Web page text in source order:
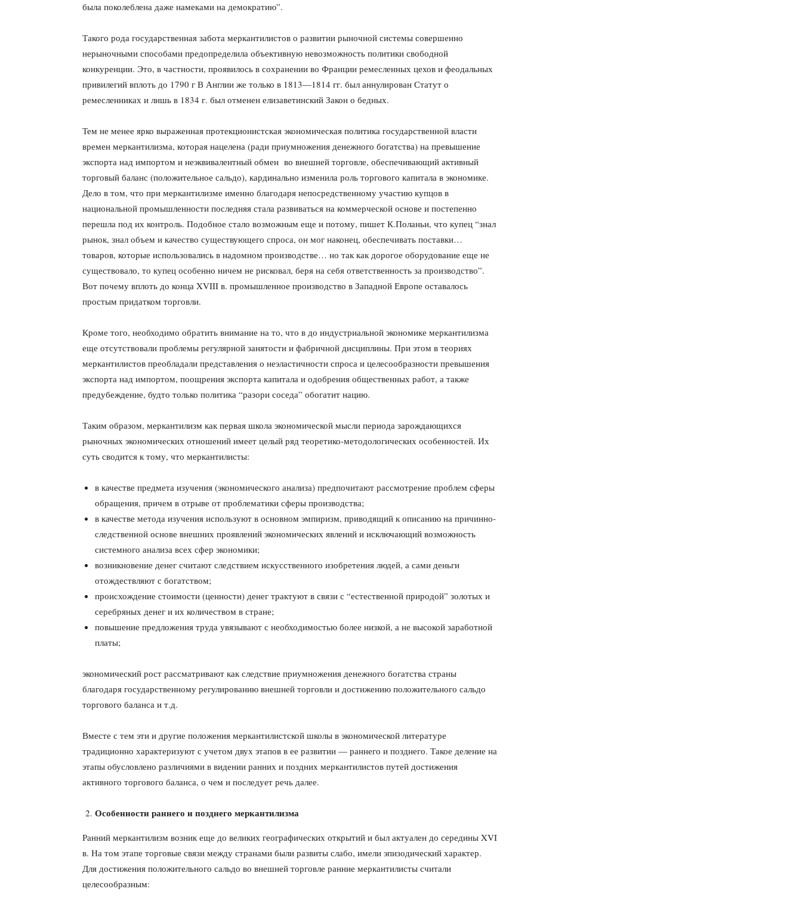
была поколеблена даже намеками на демократию”.
Такого рода государственная забота меркантилистов о развитии рыночной системы совершенно
нерыночными способами предопределила объективную невозможность политики свободной
конкуренции. Это, в частности, проявилось в сохранении во Франции ремесленных цехов и феодальных
привилегий вплоть до 1790 г В Англии же только в 1813—1814 гг. был аннулирован Статут о
ремесленниках и лишь в 1834 г. был отменен елизаветинский Закон о бедных.
Тем не менее ярко выраженная протекционистская экономическая политика государственной власти
времен меркантилизма, которая нацелена (ради приумножения денежного богатства) на превышение
экспорта над импортом и неэквивалентный обмен во внешней торговле, обеспечивающий активный
торговый баланс (положительное сальдо), кардинально изменила роль торгового капитала в экономике.
Дело в том, что при меркантилизме именно благодаря непосредственному участию купцов в
национальной промышленности последняя стала развиваться на коммерческой основе и постепенно
перешла под их контроль. Подобное стало возможным еще и потому, пишет К.Поланьи, что купец “знал
рынок, знал объем и качество существующего спроса, он мог наконец, обеспечивать поставки…
товаров, которые использовались в надомном производстве… но так как дорогое оборудование еще не
существовало, то купец особенно ничем не рисковал, беря на себя ответственность за производство”.
Вот почему вплоть до конца XVIII в. промышленное производство в Западной Европе оставалось
простым придатком торговли.
Кроме того, необходимо обратить внимание на то, что в до индустриальной экономике меркантилизма
еще отсутствовали про­блемы регулярной занятости и фабричной дисциплины. При этом в теориях
меркантилистов преобладали представления о неэластичности спроса и целесообразности превышения
экспорта над импортом, поощрения экспорта капитала и одобрения обществен­ных работ, а также
предубеждение, будто только политика “разо­ри соседа” обогатит нацию.
Таким образом, меркантилизм как первая школа экономичес­кой мысли периода зарождающихся
рыночных экономических отношений имеет целый ряд теоретико-методологических особен­ностей. Их
суть сводится к тому, что меркантилисты:
в качестве предмета изучения (экономического анализа) пред­почитают рассмотрение проблем сферы
обращения, причем в от­рыве от проблематики сферы производства;
в качестве метода изучения используют в основном эмпиризм, приводящий к описанию на причинно­
следственной основе внешних проявле­ний экономических явлений и исключающий возможность
систем­ного анализа всех сфер экономики;
возникновение денег считают следствием искусственного изоб­ретения людей, а сами деньги
отождествляют с богатством;
происхождение стоимости (ценности) денег трактуют в связи с “естественной природой” золотых и
серебряных денег и их ко­личеством в стране;
повышение предложения труда увязывают с необходимостью более низкой, а не высокой заработной
платы;
экономический рост рассматривают как следствие приумноже­ния денежного богатства страны
благодаря государственному ре­гулированию внешней торговли и достижению положительного сальдо
торгового баланса и т.д.
Вместе с тем эти и другие положения меркантилистской шко­лы в экономической литературе
традиционно характеризуют с учетом двух этапов в ее развитии — раннего и позднего. Такое де­ление на
этапы обусловлено различиями в видении ранних и по­здних меркантилистов путей достижения
активного торгового ба­ланса, о чем и последует речь далее.
Особенности раннего и позднего меркантилизма
Ранний меркантилизм возник еще до великих географических открытий и был актуален до середины XVI
в. На том этапе торго­вые связи между странами были развиты слабо, имели эпизоди­ческий характер.
Для достижения положительного сальдо во внеш­ней торговле ранние меркантилисты считали
целесообразным: